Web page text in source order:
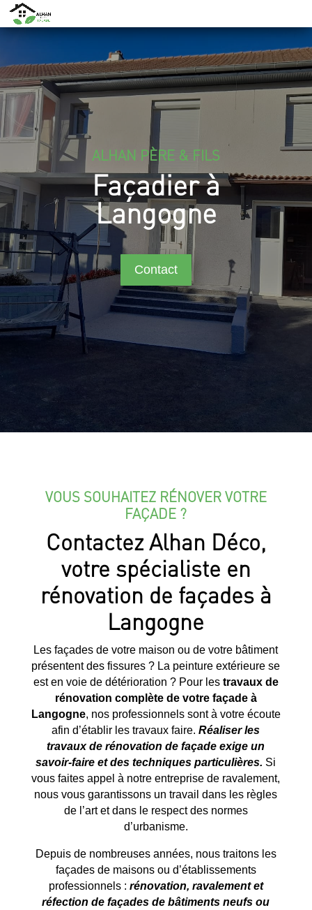
ALHAN PÈRE & FILS
Façadier à
Langogne
Contact
VOUS SOUHAITEZ RÉNOVER VOTRE
FAÇADE ?
Contactez Alhan Déco,
votre spécialiste en
rénovation de façades à
Langogne
Les façades de votre maison ou de votre bâtiment
présentent des fissures ? La peinture extérieure se
est en voie de détérioration ? Pour les travaux de
rénovation complète de votre façade à
Langogne, nos professionnels sont à votre écoute
afin d’établir les travaux faire.Réaliser les
travaux de rénovation de façade exige un
savoir-faire et des techniques particulières. Si
vous faites appel à notre entreprise de ravalement,
nous vous garantissons un travail dans les règles
de l’art et dans le respect des normes
d’urbanisme.
Depuis de nombreuses années, nous traitons les
façades de maisons ou d’établissements
professionnels : rénovation, ravalement et
réfection de façades de bâtiments neufs ou